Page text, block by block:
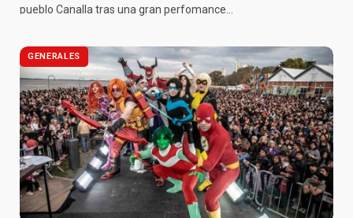
pueblo Canalla tras una gran perfomance…
GENERALES